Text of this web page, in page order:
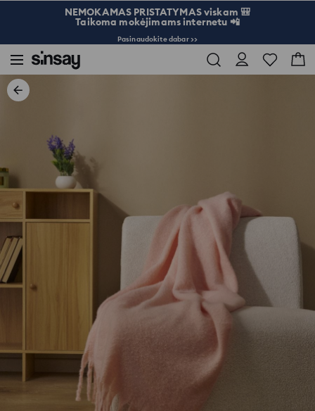
NEMOKAMAS PRISTATYMAS viskam 🎒
Taikoma mokėjimams internetu 📲
Pasinaudokite dabar >>